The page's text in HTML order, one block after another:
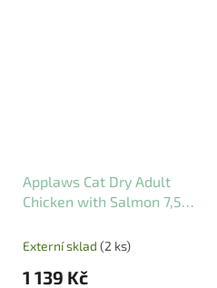
Applaws Cat Dry Adult
Chicken with Salmon 7,5
Externí sklad (2 ks)
1 139 Kč